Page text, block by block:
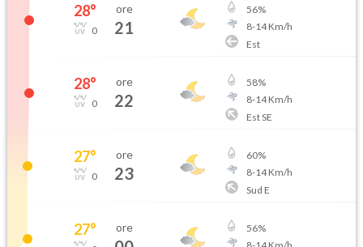
28°
0
ore
21
56%
8-14Km/h
Est
28°
0
ore
22
58%
8-14Km/h
Est SE
27°
0
ore
23
60%
8-14Km/h
Sud E
27° ore 56%